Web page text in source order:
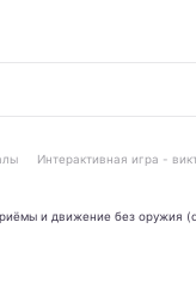
Интерактивная игра -